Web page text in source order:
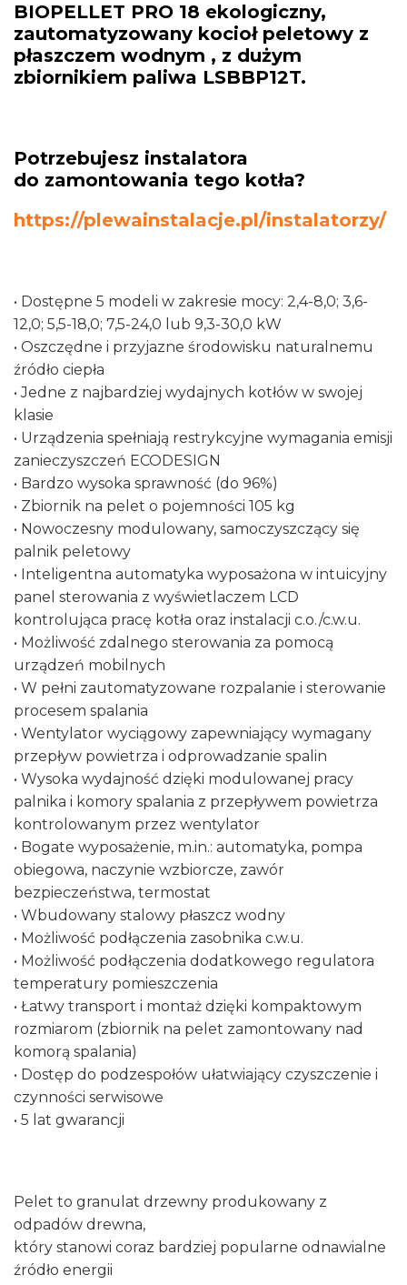
z
płaszczem
wodnym
Ferroli
BIOPELLET PRO 18 ekologiczny,
zautomatyzowany kocioł peletowy z
płaszczem wodnym , z dużym
zbiornikiem paliwa LSBBP12T.
Potrzebujesz instalatora
do zamontowania tego kotła?
https://plewainstalacje.pl/instalatorzy/
• Dostępne 5 modeli w zakresie mocy: 2,4-8,0; 3,6-
12,0; 5,5-18,0; 7,5-24,0 lub 9,3-30,0 kW
• Oszczędne i przyjazne środowisku naturalnemu
źródło ciepła
• Jedne z najbardziej wydajnych kotłów w swojej
klasie
• Urządzenia spełniają restrykcyjne wymagania emisji
zanieczyszczeń ECODESIGN
• Bardzo wysoka sprawność (do 96%)
• Zbiornik na pelet o pojemności 105 kg
• Nowoczesny modulowany, samoczyszczący się
palnik peletowy
• Inteligentna automatyka wyposażona w intuicyjny
panel sterowania z wyświetlaczem LCD
kontrolująca pracę kotła oraz instalacji c.o./c.w.u.
• Możliwość zdalnego sterowania za pomocą
urządzeń mobilnych
• W pełni zautomatyzowane rozpalanie i sterowanie
procesem spalania
• Wentylator wyciągowy zapewniający wymagany
przepływ powietrza i odprowadzanie spalin
• Wysoka wydajność dzięki modulowanej pracy
palnika i komory spalania z przepływem powietrza
kontrolowanym przez wentylator
• Bogate wyposażenie, m.in.: automatyka, pompa
obiegowa, naczynie wzbiorcze, zawór
bezpieczeństwa, termostat
• Wbudowany stalowy płaszcz wodny
• Możliwość podłączenia zasobnika c.w.u.
• Możliwość podłączenia dodatkowego regulatora
temperatury pomieszczenia
• Łatwy transport i montaż dzięki kompaktowym
rozmiarom (zbiornik na pelet zamontowany nad
komorą spalania)
• Dostęp do podzespołów ułatwiający czyszczenie i
czynności serwisowe
• 5 lat gwarancji
Pelet to granulat drzewny produkowany z
odpadów drewna,
który stanowi coraz bardziej popularne odnawialne
źródło energii